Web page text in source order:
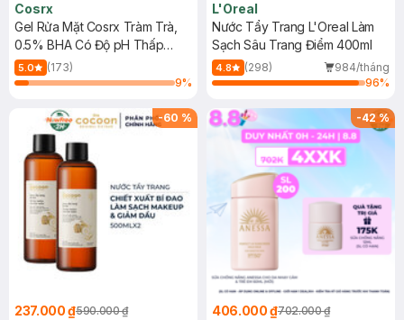
Cosrx
Gel Rửa Mặt Cosrx Tràm Trà,
0.5% BHA Có Độ pH Thấp
150ml
5.0
(173)
9%
L'Oreal
Nước Tẩy Trang L'Oreal Làm
Sạch Sâu Trang Điểm 400ml
4.8 (298)
984/tháng
96%
-60 %
237.000 ₫590.000 ₫
-42%
406.000 ₫702.000 ₫